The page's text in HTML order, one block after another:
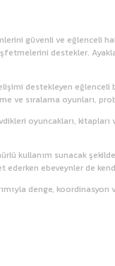
güvenli ve eğlenceli
destekler.
destekleyen
ve sıralama oyunları,
oyuncakları,
kullanım sunacak
ederken ebeveynler de
denge,